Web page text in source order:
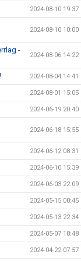
2024-08-10 19:37
2024-08-10 10:00
-
2024-08-06 14:22
2024-08-04 14:41
2024-08-01 15:05
2024-06-19 20:40
2024-06-18 15:55
2024-06-12 08:31
2024-06-10 15:39
2024-06-03 22:09
2024-05-15 08:45
2024-05-13 22:34
2024-05-07 18:48
2024-04-22 07:57